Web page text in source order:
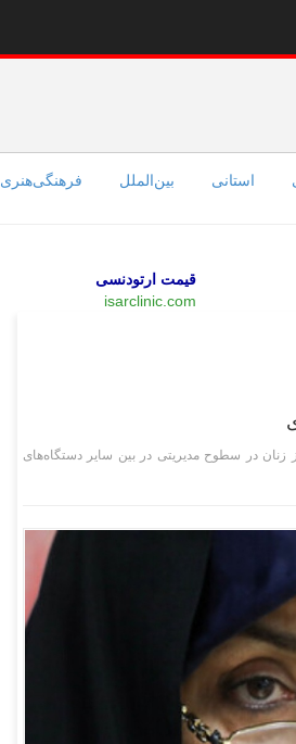
استانی بین‌الملل فرهنگی‌هنری
قیمت ارتودنسی
isarclinic.com
زنان در سطوح مدیریتی در بین سایر دستگاه‌های